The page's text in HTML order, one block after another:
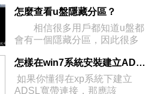
怎麼查看u盤隱藏分區？
相信很多用戶都知道u盤都
會有一個隱藏分區，因此很多
怎樣在win7系統安裝建立ADSL寬帶連接
如果你懂得在xp系統下建立
ADSL寬帶連接，那應該